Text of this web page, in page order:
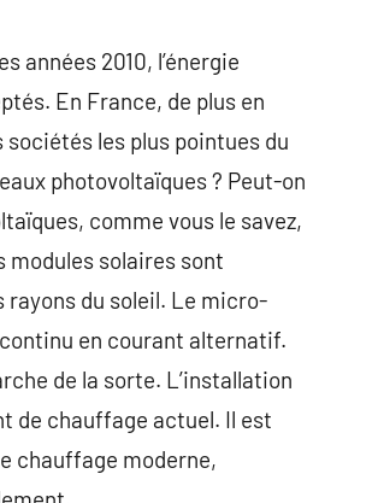
années 2010, l’énergie
En France, de plus en
les plus pointues du
photovoltaïques ? Peut-on
comme vous le savez,
modules solaires sont
du soleil. Le micro-
en courant alternatif.
de la sorte. L’installation
de chauffage actuel. Il est
chauffage moderne,